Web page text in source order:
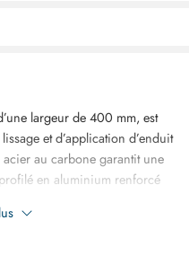
largeur de 400 mm, est
et d’application d’enduit
au carbone garantit une
en aluminium renforcé
précis et confortable.